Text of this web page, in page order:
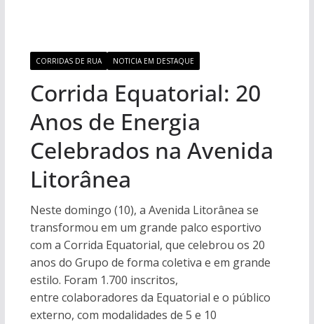
CORRIDAS DE RUA NOTICIA EM DESTAQUE
Corrida Equatorial: 20
Anos de Energia
Celebrados na Avenida
Litorânea
Neste domingo (10), a Avenida Litorânea se
transformou em um grande palco esportivo
com a Corrida Equatorial, que celebrou os 20
anos do Grupo de forma coletiva e em grande
estilo. Foram 1.700 inscritos,
entre colaboradores da Equatorial e o público
externo, com modalidades de 5 e 10